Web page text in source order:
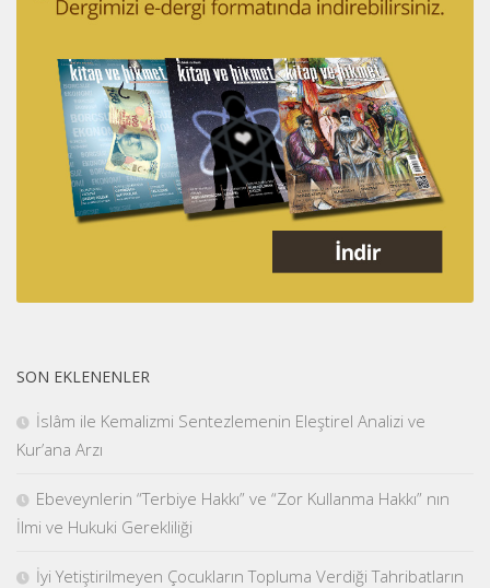
SON EKLENENLER
İslâm ile Kemalizmi Sentezlemenin Eleştirel Analizi ve
Kur’ana Arzı
Ebeveynlerin “Terbiye Hakkı” ve “Zor Kullanma Hakkı” nın
İlmi ve Hukuki Gerekliliği
İyi Yetiştirilmeyen Çocukların Topluma Verdiği Tahribatların